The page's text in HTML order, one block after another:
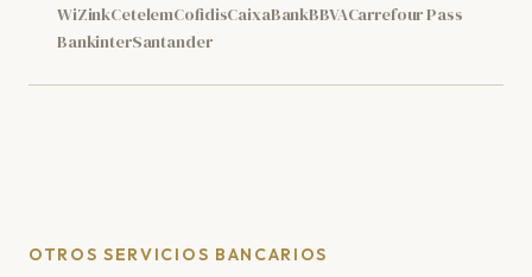
WiZinkCetelemCofidisCaixaBankBBVACarrefour Pass
BankinterSantander
OTROS SERVICIOS BANCARIOS